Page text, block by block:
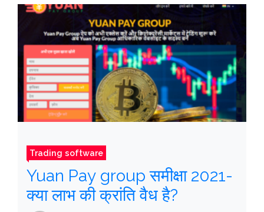
Trading software
Yuan Pay group समीक्षा 2021-
क्या लाभ की क्रांति वैध है?